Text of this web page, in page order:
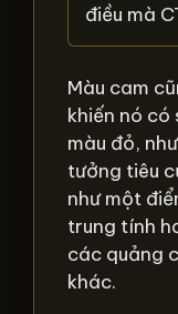
điều mà
Màu cam
khiến nó có
màu đỏ,
tưởng tiêu
như một
trung tính
các quảng
khác.